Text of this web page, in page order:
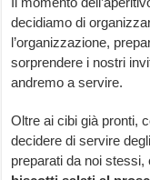
decidiamo di
l’organizzazione,
sorprendere i nostri
andremo a servire.
Oltre ai cibi già pronti,
decidere di servire
preparati da noi